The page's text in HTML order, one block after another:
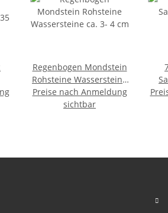
Regenbogen Mondstein
Rohsteine Wassersteine
ca. 3- 4 cm
Preise nach Anmeldung
sichtbar